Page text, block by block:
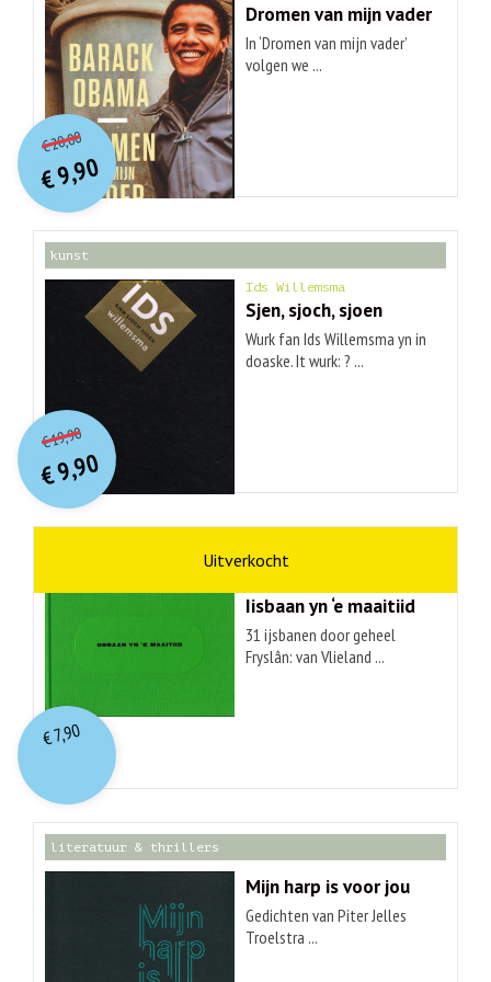
Dromen van mijn vader
In ‘Dromen van mijn vader’
volgen we ...
€20,00O
orspr
onkelijke
prijs
was:
€ 20,00.
€9,90
Huidige
prijs
is:
€ 9,90.
kunst
Ids Willemsma
Sjen, sjoch, sjoen
Wurk fan Ids Willemsma yn in
doaske. It wurk: ? ...
€19,90O
orspr
onkelijke
prijs
was:
€ 19,90.
€9,90
Huidige
prijs
is:
€ 9,90.
Iisbaan yn ‘e maaitiid
31 ijsbanen door geheel
Fryslân: van Vlieland ...
€7,90
literatuur & thrillers
Mijn harp is voor jou
Gedichten van Piter Jelles
Troelstra ...